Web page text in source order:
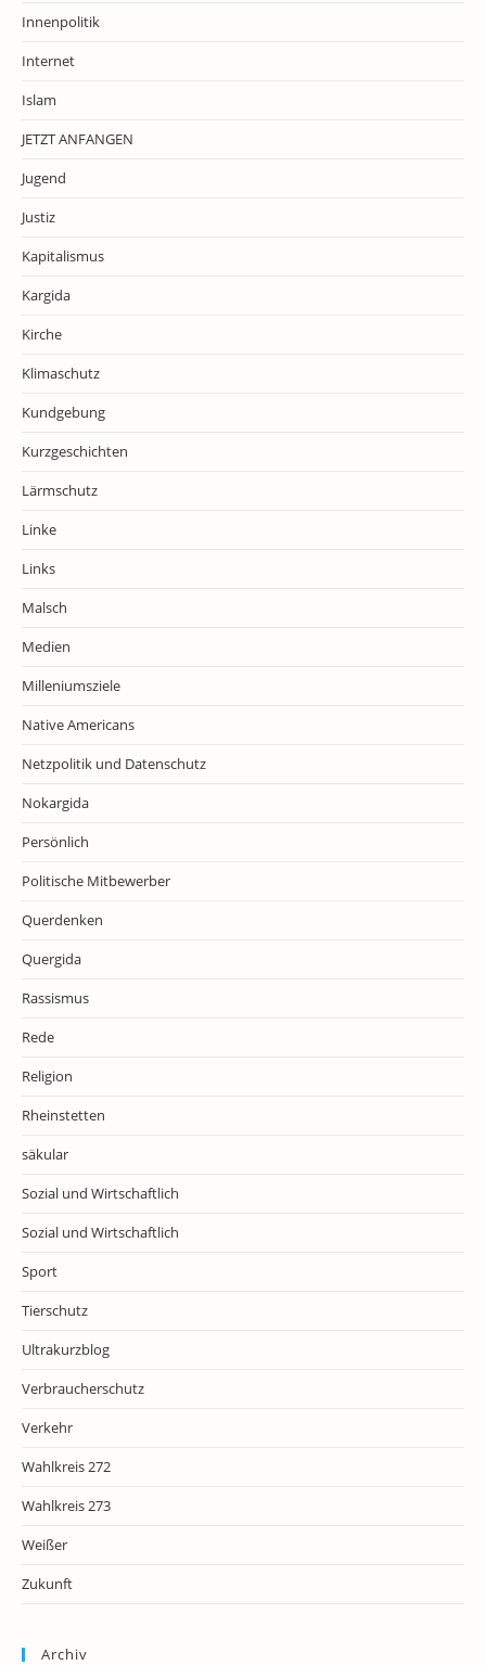
Innenpolitik
Internet
Islam
JETZT ANFANGEN
Jugend
Justiz
Kapitalismus
Kargida
Kirche
Klimaschutz
Kundgebung
Kurzgeschichten
Lärmschutz
Linke
Links
Malsch
Medien
Milleniumsziele
Native Americans
Netzpolitik und Datenschutz
Nokargida
Persönlich
Politische Mitbewerber
Querdenken
Quergida
Rassismus
Rede
Religion
Rheinstetten
säkular
Sozial und Wirtschaftlich
Sozial und Wirtschaftlich
Sport
Tierschutz
Ultrakurzblog
Verbraucherschutz
Verkehr
Wahlkreis 272
Wahlkreis 273
Weißer
Zukunft
Archiv